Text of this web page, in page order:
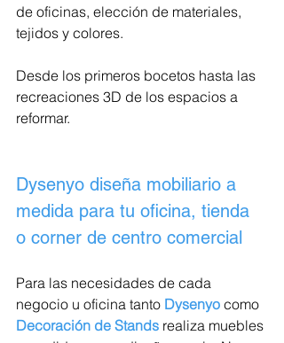
de oficinas, elección de materiales,
tejidos y colores.
Desde los primeros bocetos hasta las
recreaciones 3D de los espacios a
reformar.
Dysenyo diseña mobiliario a
medida para tu oficina, tienda
o corner de centro comercial
Para las necesidades de cada
negocio u oficina tanto Dysenyo como
Decoración de Stands realiza muebles